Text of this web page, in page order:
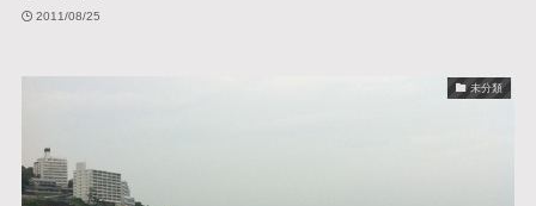
2011/08/25
未分類